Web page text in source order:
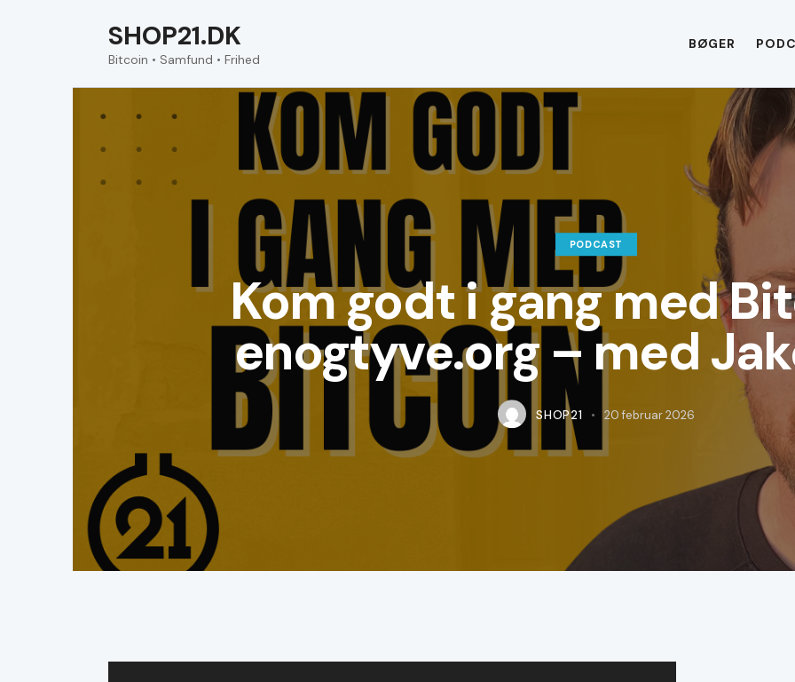
SHOP21.DK
Bitcoin • Samfund • Frihed
BØGER
PODCAST
Kom godt i gang med
enogtyve.org – med
SHOP21 20 februar 2026